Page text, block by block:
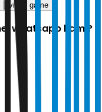
video game
whatsapp kami?